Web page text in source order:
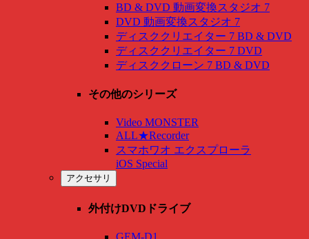
BD & DVD 動画変換スタジオ 7
DVD 動画変換スタジオ 7
ディスククリエイター 7 BD & DVD
ディスククリエイター 7 DVD
ディスククローン 7 BD & DVD
その他のシリーズ
Video MONSTER
ALL★Recorder
スマホワオ エクスプローラ
iOS Special
アクセサリ
外付けDVDドライブ
GEM-D1